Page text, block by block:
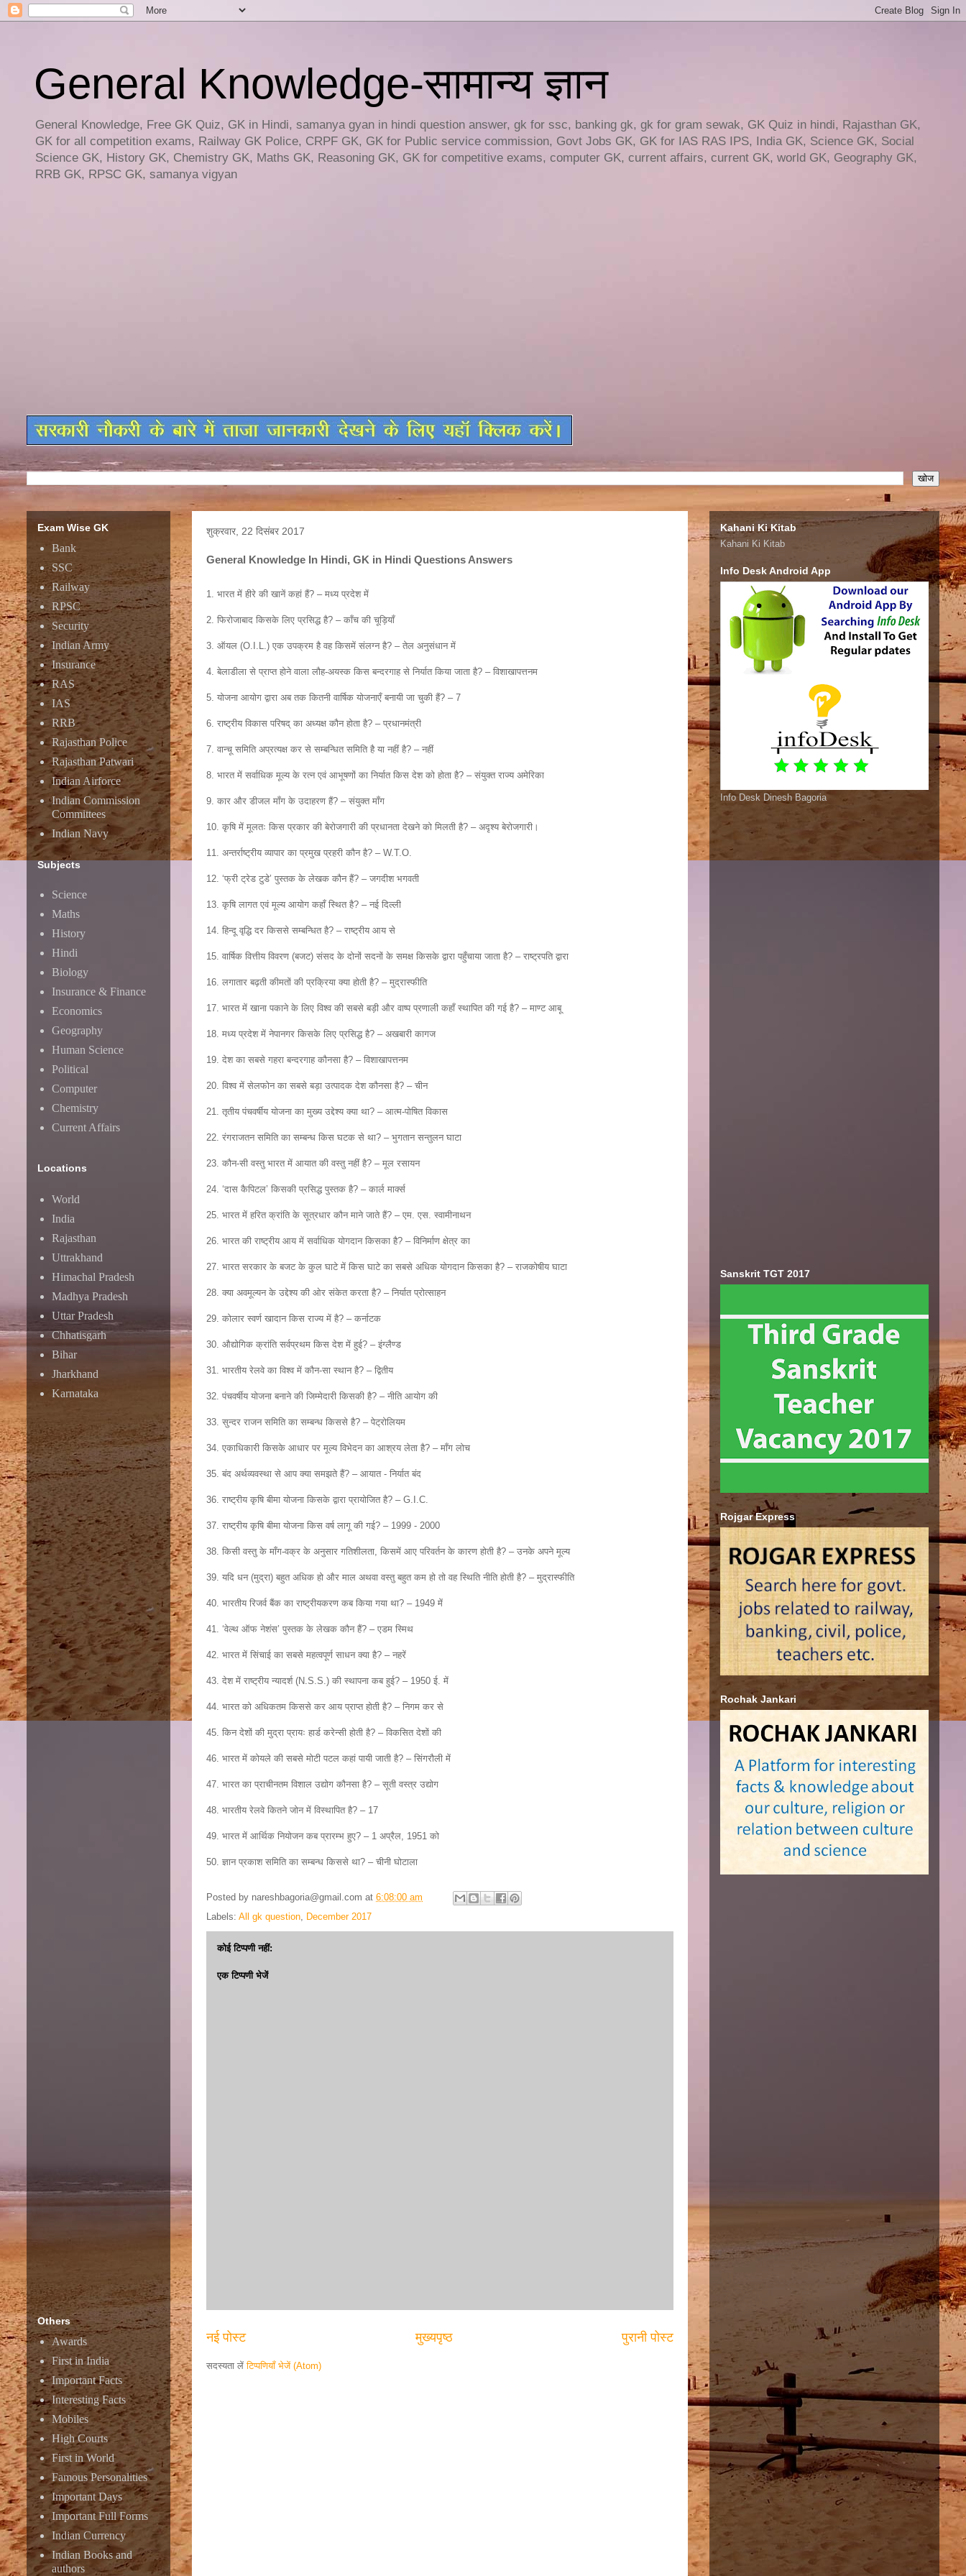
General Knowledge-सामान्य ज्ञान
General Knowledge, Free GK Quiz, GK in Hindi, samanya gyan in hindi question answer, gk for ssc, banking gk, gk for gram sewak, GK Quiz in hindi, Rajasthan GK,
GK for all competition exams, Railway GK Police, CRPF GK, GK for Public service commission, Govt Jobs GK, GK for IAS RAS IPS, India GK, Science GK, Social
Science GK, History GK, Chemistry GK, Maths GK, Reasoning GK, GK for competitive exams, computer GK, current affairs, current GK, world GK, Geography GK,
RRB GK, RPSC GK, samanya vigyan
शुक्रवार, 22 दिसंबर 2017
General Knowledge In Hindi, GK in Hindi Questions Answers
1. भारत में हीरे की खानें कहां हैं? – मध्य प्रदेश में
2. फिरोजाबाद किसके लिए प्रसिद्ध है? – काँच की चूड़ियाँ
3. ऑयल (O.I.L.) एक उपक्रम है वह किसमें संलग्न है? – तेल अनुसंधान में
4. बेलाडीला से प्राप्त होने वाला लौह-अयस्क किस बन्दरगाह से निर्यात किया जाता है? – विशाखापत्तनम
5. योजना आयोग द्वारा अब तक कितनी वार्षिक योजनाएँ बनायी जा चुकी हैं? – 7
6. राष्ट्रीय विकास परिषद् का अध्यक्ष कौन होता है? – प्रधानमंत्री
7. वान्चू समिति अप्रत्यक्ष कर से सम्बन्धित समिति है या नहीं है? – नहीं
8. भारत में सर्वाधिक मूल्य के रत्न एवं आभूषणों का निर्यात किस देश को होता है? – संयुक्त राज्य अमेरिका
9. कार और डीजल माँग के उदाहरण हैं? – संयुक्त माँग
10. कृषि में मूलतः किस प्रकार की बेरोजगारी की प्रधानता देखने को मिलती है? – अदृश्य बेरोजगारी।
11. अन्तर्राष्ट्रीय व्यापार का प्रमुख प्रहरी कौन है? – W.T.O.
12. ‘फ्री ट्रेड टुडे’ पुस्तक के लेखक कौन हैं? – जगदीश भगवती
13. कृषि लागत एवं मूल्य आयोग कहाँ स्थित है? – नई दिल्ली
14. हिन्दू वृद्धि दर किससे सम्बन्धित है? – राष्ट्रीय आय से
15. वार्षिक वित्तीय विवरण (बजट) संसद के दोनों सदनों के समक्ष किसके द्वारा पहुँचाया जाता है? – राष्ट्रपति द्वारा
16. लगातार बढ़ती कीमतों की प्रक्रिया क्या होती है? – मुद्रास्फीति
17. भारत में खाना पकाने के लिए विश्व की सबसे बड़ी और वाष्प प्रणाली कहाँ स्थापित की गई है? – माण्ट आबू
18. मध्य प्रदेश में नेपानगर किसके लिए प्रसिद्ध है? – अखबारी कागज
19. देश का सबसे गहरा बन्दरगाह कौनसा है? – विशाखापत्तनम
20. विश्व में सेलफोन का सबसे बड़ा उत्पादक देश कौनसा है? – चीन
21. तृतीय पंचवर्षीय योजना का मुख्य उद्देश्य क्या था? – आत्म-पोषित विकास
22. रंगराजतन समिति का सम्बन्ध किस घटक से था? – भुगतान सन्तुलन घाटा
23. कौन-सी वस्तु भारत में आयात की वस्तु नहीं है? – मूल रसायन
24. ‘दास कैपिटल’ किसकी प्रसिद्ध पुस्तक है? – कार्ल मार्क्स
25. भारत में हरित क्रांति के सूत्रधार कौन माने जाते हैं? – एम. एस. स्वामीनाथन
26. भारत की राष्ट्रीय आय में सर्वाधिक योगदान किसका है? – विनिर्माण क्षेत्र का
27. भारत सरकार के बजट के कुल घाटे में किस घाटे का सबसे अधिक योगदान किसका है? – राजकोषीय घाटा
28. क्या अवमूल्यन के उद्देश्य की ओर संकेत करता है? – निर्यात प्रोत्साहन
29. कोलार स्वर्ण खादान किस राज्य में है? – कर्नाटक
30. औद्योगिक क्रांति सर्वप्रथम किस देश में हुई? – इंग्लैण्ड
31. भारतीय रेलवे का विश्व में कौन-सा स्थान है? – द्वितीय
32. पंचवर्षीय योजना बनाने की जिम्मेदारी किसकी है? – नीति आयोग की
33. सुन्दर राजन समिति का सम्बन्ध किससे है? – पेट्रोलियम
34. एकाधिकारी किसके आधार पर मूल्य विभेदन का आश्रय लेता है? – माँग लोच
35. बंद अर्थव्यवस्था से आप क्या समझते हैं? – आयात - निर्यात बंद
36. राष्ट्रीय कृषि बीमा योजना किसके द्वारा प्रायोजित है? – G.I.C.
37. राष्ट्रीय कृषि बीमा योजना किस वर्ष लागू की गई? – 1999 - 2000
38. किसी वस्तु के माँग-वक्र के अनुसार गतिशीलता, किसमें आए परिवर्तन के कारण होती है? – उनके अपने मूल्य
39. यदि धन (मुद्रा) बहुत अधिक हो और माल अथवा वस्तु बहुत कम हो तो वह स्थिति नीति होती है? – मुद्रास्फीति
40. भारतीय रिजर्व बैंक का राष्ट्रीयकरण कब किया गया था? – 1949 में
41. ‘वेल्थ ऑफ नेशंस’ पुस्तक के लेखक कौन हैं? – एडम स्मिथ
42. भारत में सिंचाई का सबसे महत्वपूर्ण साधन क्या है? – नहरें
43. देश में राष्ट्रीय न्यादर्श (N.S.S.) की स्थापना कब हुई? – 1950 ई. में
44. भारत को अधिकतम किससे कर आय प्राप्त होती है? – निगम कर से
45. किन देशों की मुद्रा प्रायः हार्ड करेन्सी होती है? – विकसित देशों की
46. भारत में कोयले की सबसे मोटी पटल कहां पायी जाती है? – सिंगरौली में
47. भारत का प्राचीनतम विशाल उद्योग कौनसा है? – सूती वस्त्र उद्योग
48. भारतीय रेलवे कितने जोन में विस्थापित है? – 17
49. भारत में आर्थिक नियोजन कब प्रारम्भ हुए? – 1 अप्रैल, 1951 को
50. ज्ञान प्रकाश समिति का सम्बन्ध किससे था? – चीनी घोटाला
Posted by nareshbagoria@gmail.com at 6:08:00 am
Labels: All gk question, December 2017
कोई टिप्पणी नहीं:
एक टिप्पणी भेजें
नई पोस्ट पुरानी पोस्ट
मुख्यपृष्ठ
सदस्यता लेंटिप्पणियाँ भेजें (Atom)
Exam Wise GK
Bank
SSC
Railway
RPSC
Security
Indian Army
Insurance
RAS
IAS
RRB
Rajasthan Police
Rajasthan Patwari
Indian Airforce
Indian Commission
Committees
Indian Navy
Subjects
Science
Maths
History
Hindi
Biology
Insurance & Finance
Economics
Geography
Human Science
Political
Computer
Chemistry
Current Affairs
Locations
World
India
Rajasthan
Uttrakhand
Himachal Pradesh
Madhya Pradesh
Uttar Pradesh
Chhatisgarh
Bihar
Jharkhand
Karnataka
Others
Awards
First in India
Important Facts
Interesting Facts
Mobiles
High Courts
First in World
Famous Personalities
Important Days
Important Full Forms
Indian Currency
Indian Books and
authors
Kahani Ki Kitab
Kahani Ki Kitab
Info Desk Android App
Info Desk Dinesh Bagoria
Sanskrit TGT 2017
Rojgar Express
Rochak Jankari